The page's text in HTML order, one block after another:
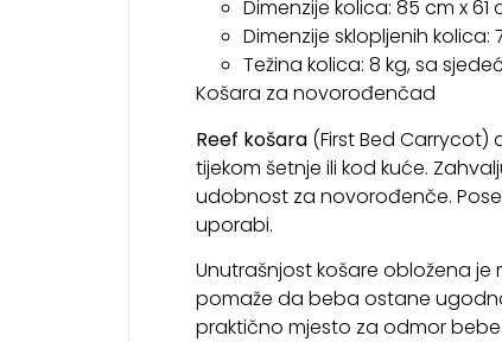
Dimenzije kolica: 85 cm x 61
Dimenzije sklopljenih kolica:
Težina kolica: 8 kg, sa
Košara za novorođenčad
Reef košara(First Bed Carrycot)
tijekom šetnje ili kod kuće.
udobnost za novorođenče.
uporabi.
Unutrašnjost košare obložena je
pomaže da beba ostane
praktično mjesto za odmor